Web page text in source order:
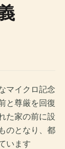
マイクロ記念
と尊厳を回復
た家の前に設
のとなり、都
います